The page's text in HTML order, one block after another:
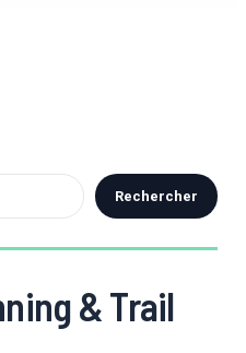
Rechercher
& Trail